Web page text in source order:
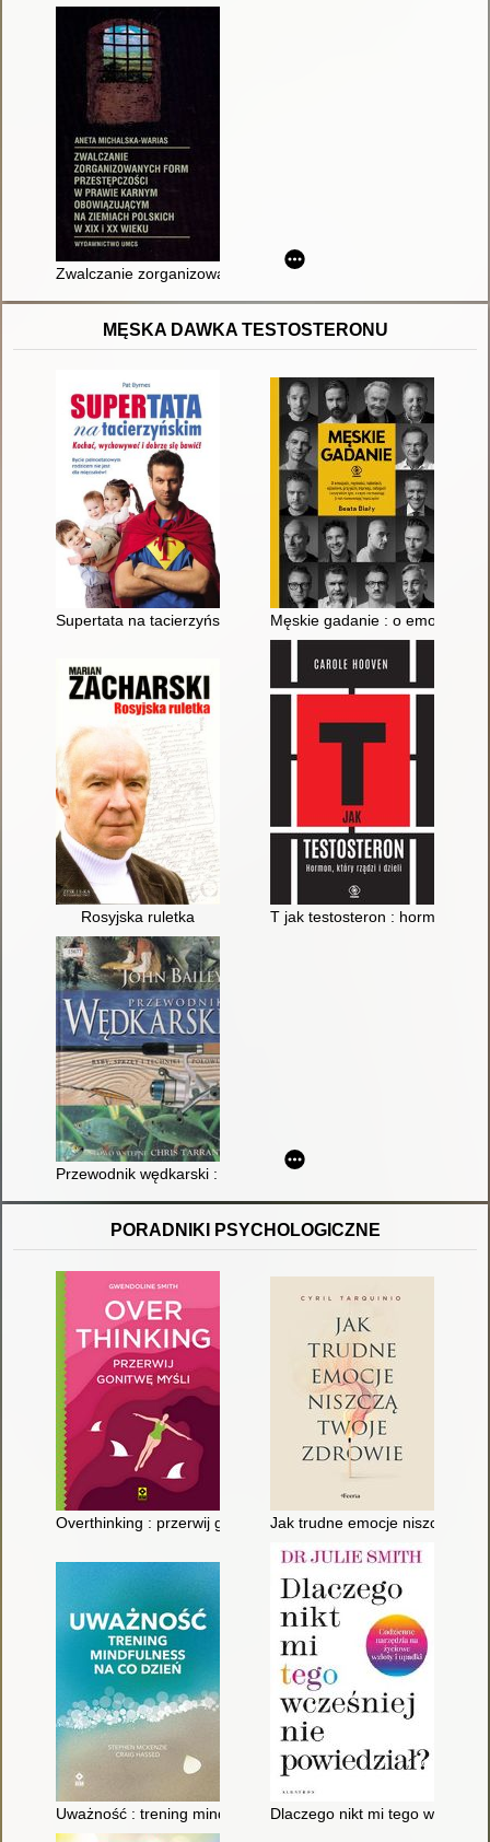
Zwalczanie zorganizowanych form przestępczości w prawie
MĘSKA DAWKA TESTOSTERONU
Supertata na tacierzyńskim Męskie gadanie : o emocjach,
Rosyjska ruletka T jak testosteron : hormon,
Przewodnik wędkarski : ryby, sprzęt i techniki połowu
PORADNIKI PSYCHOLOGICZNE
Overthinking : przerwij gonitwę myśliJak trudne emocje niszczą
Uważność : trening mindfulness na co dzień
Dlaczego nikt mi tego